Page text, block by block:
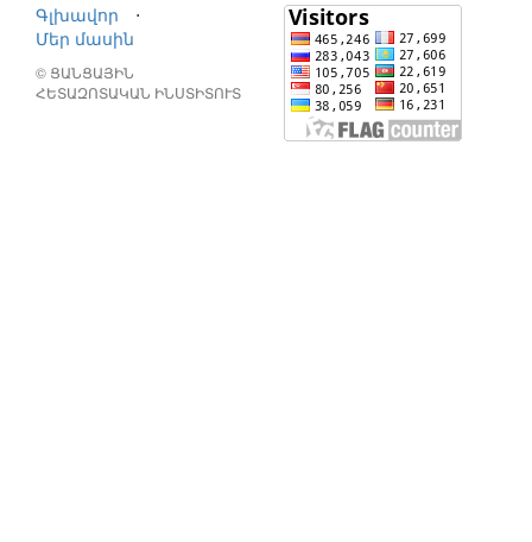
Գլխավոր
⋅
Մեր մասին
© ՑԱՆՑԱՅԻՆ
ՀԵՏԱԶՈՏԱԿԱՆ ԻՆՍՏԻՏՈՒՏ